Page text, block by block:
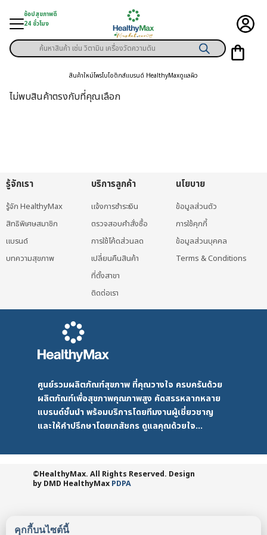
content
ช้อปสุขภาพดี
24 ชั่วโมง
มู่สินค้า
สุขภาพ
กค้า
Products
search
สินค้าใหม่โพรไบโอติกส์แบรนด์ HealthyMaxดูแลผิว
ไม่พบสินค้าตรงกับที่คุณเลือก
คุกกี้บนไซต์นี้
รู้จักเรา
รู้จัก HealthyMax
สิทธิพิเศษสมาชิก
แบรนด์
บทความสุขภาพ
บริการลูกค้า
แจ้งการชำระเงิน
ตรวจสอบคำสั่งซื้อ
การใช้โค้ดส่วนลด
เปลี่ยนคืนสินค้า
ที่ตั้งสาขา
ติดต่อเรา
นโยบาย
ข้อมูลส่วนตัว
การใช้คุกกี้
ข้อมูลส่วนบุคคล
Terms & Conditions
ศูนย์รวมผลิตภัณฑ์สุขภาพ ที่คุณวางใจ ครบครันด้วย
ผลิตภัณฑ์เพื่อสุขภาพคุณภาพสูง คัดสรรหลากหลาย
แบรนด์ชั้นนำ พร้อมบริการโดยทีมงานผู้เชี่ยวชาญ
และให้คำปรึกษาโดยเภสัชกร ดูแลคุณด้วยใจ...
©HealthyMax. All Rights Reserved. Design
by DMD HealthyMax PDPA